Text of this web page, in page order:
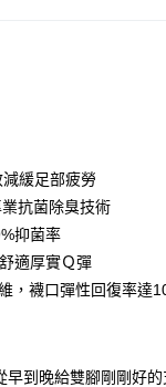
緩足部疲勞
抗菌除臭技術
抑菌率
適厚實Ｑ彈
，襪口彈性回復率達
到晚給雙腳剛剛好的